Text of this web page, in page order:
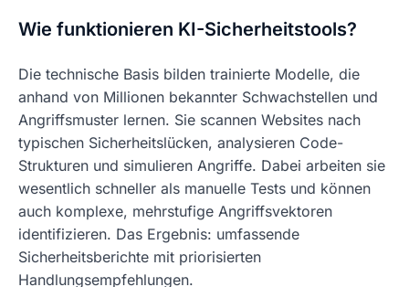
Wie funktionieren KI-Sicherheitstools?
Die technische Basis bilden trainierte Modelle, die
anhand von Millionen bekannter Schwachstellen und
Angriffsmuster lernen. Sie scannen Websites nach
typischen Sicherheitslücken, analysieren Code-
Strukturen und simulieren Angriffe. Dabei arbeiten sie
wesentlich schneller als manuelle Tests und können
auch komplexe, mehrstufige Angriffsvektoren
identifizieren. Das Ergebnis: umfassende
Sicherheitsberichte mit priorisierten
Handlungsempfehlungen.